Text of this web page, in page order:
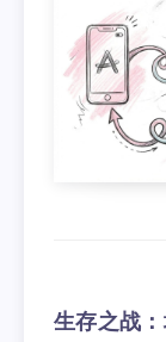
生存之战：